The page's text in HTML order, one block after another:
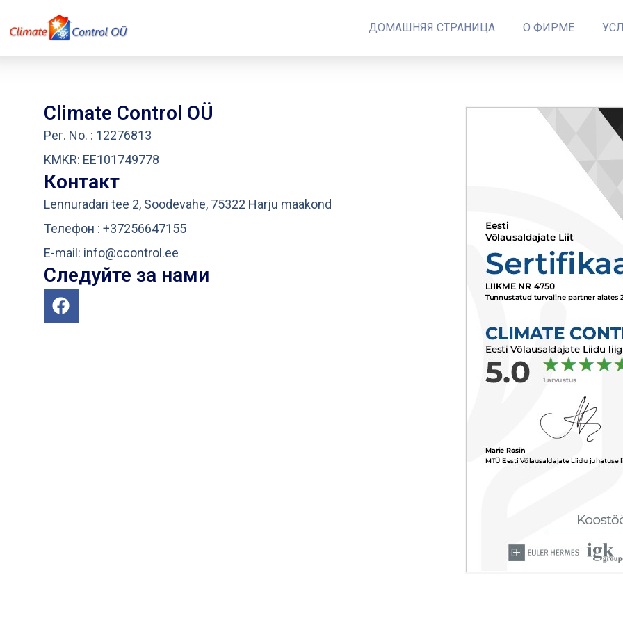
ДОМАШНЯЯ СТРАНИЦА О ФИРМЕ
Climate Control OÜ
Рег. No. : 12276813
KMKR: EE101749778
Контакт
Lennuradari tee 2, Soodevahe, 75322 Harju maakond
Телефон : +37256647155
E-mail: info@ccontrol.ee
Следуйте за нами